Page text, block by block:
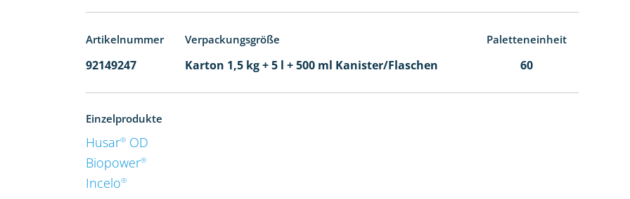
Artikelnummer Verpackungsgröße Paletteneinheit
92149247 Karton 1,5 kg + 5 l + 500 ml Kanister/Flaschen 60
Einzelprodukte
Husar® OD
Biopower®
Incelo®